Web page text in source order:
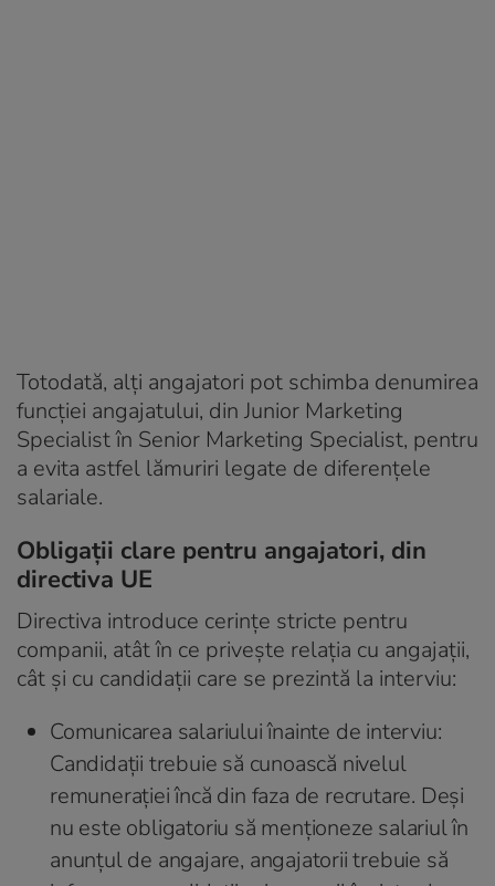
Totodată, alți angajatori pot schimba denumirea
funcției angajatului, din Junior Marketing
Specialist în Senior Marketing Specialist, pentru
a evita astfel lămuriri legate de diferențele
salariale.
Obligații clare pentru angajatori, din
directiva UE
Directiva introduce cerințe stricte pentru
companii, atât în ce privește relația cu angajații,
cât și cu candidații care se prezintă la interviu:
Comunicarea salariului înainte de interviu:
Candidații trebuie să cunoască nivelul
remunerației încă din faza de recrutare. Deși
nu este obligatoriu să menționeze salariul în
anunțul de angajare, angajatorii trebuie să